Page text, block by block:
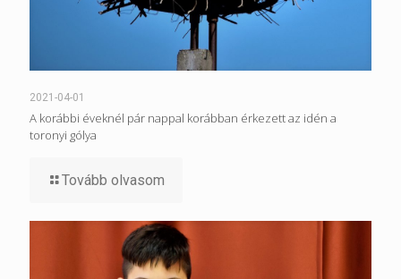
2021-04-01
A korábbi éveknél pár nappal korábban érkezett az idén a
toronyi gólya
Tovább olvasom